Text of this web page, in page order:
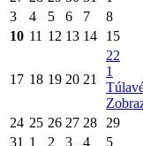
3
4 5 6 7 8
10 11 12 13 14 15
17 18 19 20 21
22
1
24 25 26 27 28 29
31 1 2 3 4 5